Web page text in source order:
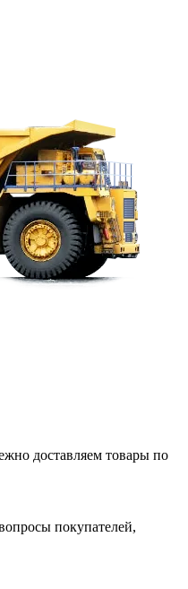
доставляем товары по
покупателей,